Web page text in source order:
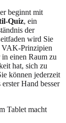
beginnt mit
Quiz, ein
der
wird Sie
VAK-Prinzipien
einen Raum zu
hat, sich zu
können jederzeit
Hand besser